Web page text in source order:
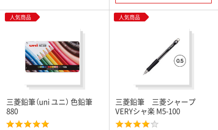
人気商品
三菱鉛筆（uni ユニ） 色鉛筆
880
人気商品
三菱鉛筆 三菱シャープ
VERYシャ楽 M5-100